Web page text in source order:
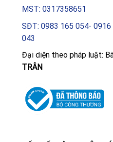
hạ tầng thiết bị của doanh
kết cho sự ổn định, an toàn
MST: 0317358651
SĐT: 0983 165 054-
043
Đại diện theo pháp luật:
TRÂN